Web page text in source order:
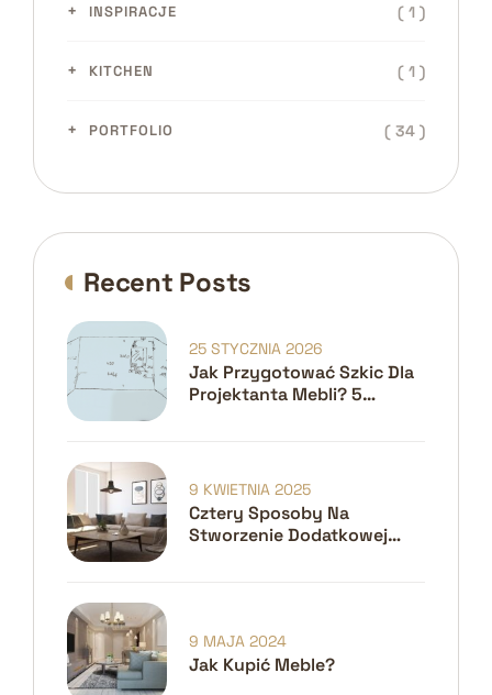
INSPIRACJE ( 1 )
KITCHEN ( 1 )
PORTFOLIO ( 34 )
Recent Posts
Jak Przygotować Szkic Dla
Projektanta Mebli? 5
25 STYCZNIA 2026
Cztery Sposoby Na
Stworzenie Dodatkowej
9 KWIETNIA 2025
Jak Kupić Meble?
9 MAJA 2024